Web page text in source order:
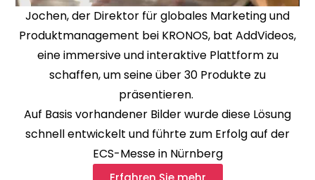
Jochen, der Direktor für globales Marketing und
Produktmanagement bei KRONOS, bat AddVideos,
eine immersive und interaktive Plattform zu
schaffen, um seine über 30 Produkte zu
präsentieren.
Auf Basis vorhandener Bilder wurde diese Lösung
schnell entwickelt und führte zum Erfolg auf der
ECS-Messe in Nürnberg